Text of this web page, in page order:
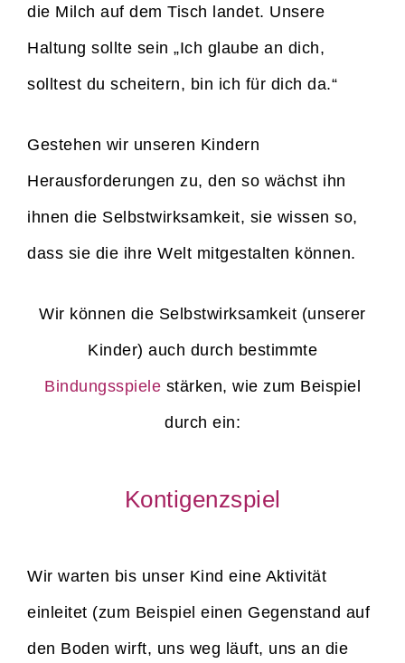
die Milch auf dem Tisch landet. Unsere
Haltung sollte sein „Ich glaube an dich,
solltest du scheitern, bin ich für dich da.“
Gestehen wir unseren Kindern
Herausforderungen zu, den so wächst ihn
ihnen die Selbstwirksamkeit, sie wissen so,
dass sie die ihre Welt mitgestalten können.
Wir können die Selbstwirksamkeit (unserer
Kinder) auch durch bestimmte
Bindungsspiele stärken, wie zum Beispiel
durch ein:
Kontigenzspiel
Wir warten bis unser Kind eine Aktivität
einleitet (zum Beispiel einen Gegenstand auf
den Boden wirft, uns weg läuft, uns an die